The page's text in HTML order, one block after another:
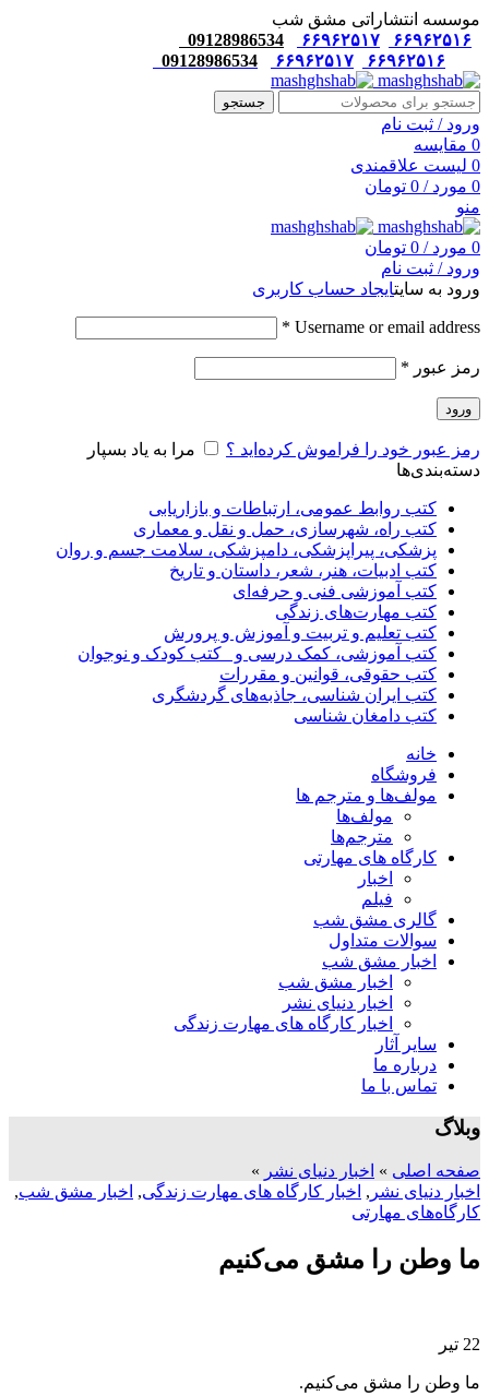
موسسه انتشاراتی مشق شب
۶۶۹۶۲۵۱۶
۶۶۹۶۲۵۱۷
09128986534
۶۶۹۶۲۵۱۶
۶۶۹۶۲۵۱۷ 09128986534
جستجو
ورود / ثبت نام
0 مقایسه
0 لیست علاقمندی
0 مورد /
0 تومان
منو
0 مورد /
0 تومان
ورود / ثبت نام
ورود به سایتایجاد حساب کاربری
Username or email address
*
رمز عبور *
ورود
رمز عبور خود را فراموش کرده‌اید ؟
مرا به یاد بسپار
دسته‌بندی‌ها
کتب روابط عمومی، ارتباطات و بازاریابی
کتب راه، شهرسازی، حمل و نقل و معماری
پزشکی، پیراپزشکی، دامپزشکی، سلامت جسم و روان
کتب ادبیات، هنر، شعر، داستان و تاریخ
کتب آموزشی فنی و حرفه‌ای
کتب مهارت‌های زندگی
کتب تعلیم و تربیت و آموزش و پرورش
کتب آموزشی، کمک درسی و _کتب کودک و نوجوان
کتب حقوقی، قوانین و مقررات
کتب ایران شناسی، جاذبه‌های گردشگری
کتب دامغان شناسی
خانه
فروشگاه
مولف‌ها و مترجم ها
مولف‌ها
مترجم‌ها
کارگاه های مهارتی
اخبار
فیلم
گالری مشق شب
سوالات متداول
اخبار مشق شب
اخبار مشق شب
اخبار دنیای نشر
اخبار کارگاه های مهارت زندگی
سایر آثار
درباره ما
تماس با ما
وبلاگ
صفحه اصلی » اخبار دنیای نشر »
اخبار دنیای نشر , اخبار کارگاه های مهارت زندگی, اخبار مشق شب,
کارگاه‌های مهارتی
ما وطن را مشق می‌کنیم
22 تیر
ما وطن را مشق می‌کنیم.